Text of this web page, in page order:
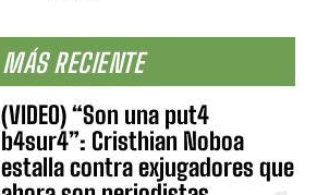
MÁS RECIENTE
(VIDEO) “Son una put4
b4sur4”: Cristhian Noboa
estalla contra exjugadores que